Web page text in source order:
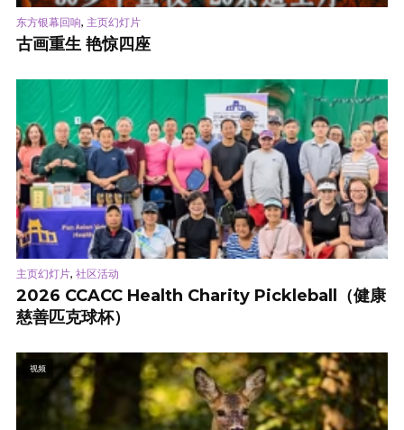
东方银幕回响, 主页幻灯片
古画重生 艳惊四座
主页幻灯片, 社区活动
2026 CCACC Health Charity Pickleball（健康
慈善匹克球杯）
视频